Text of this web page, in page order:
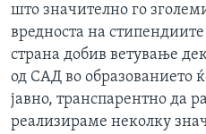
што значително го
вредноста на стипендиите
страна добив ветување
од САД во образованието
јавно, транспарентно да
реализираме неколку